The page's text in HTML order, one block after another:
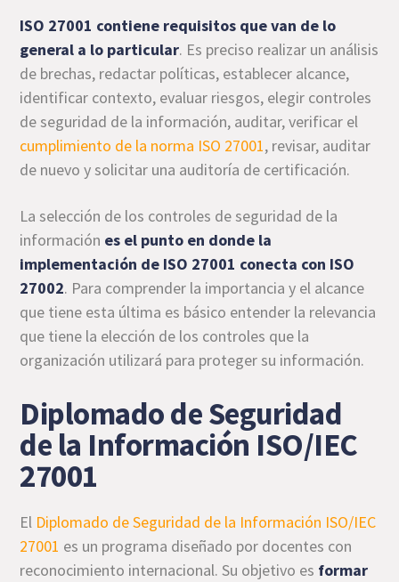
ISO 27001 contiene requisitos que van de lo
general a lo particular. Es preciso realizar un análisis
de brechas, redactar políticas, establecer alcance,
identificar contexto, evaluar riesgos, elegir controles
de seguridad de la información, auditar, verificar el
cumplimiento de la norma ISO 27001, revisar, auditar
de nuevo y solicitar una auditoría de certificación.
La selección de los controles de seguridad de la
información es el punto en donde la
implementación de ISO 27001 conecta con ISO
27002. Para comprender la importancia y el alcance
que tiene esta última es básico entender la relevancia
que tiene la elección de los controles que la
organización utilizará para proteger su información.
Diplomado de Seguridad
de la Información ISO/IEC
27001
El Diplomado de Seguridad de la Información ISO/IEC
27001 es un programa diseñado por docentes con
reconocimiento internacional. Su objetivo es formar